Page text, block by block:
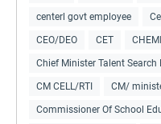
centerl govt employee
CEO/DEO CET
Chief Minister Talent Search
CM CELL/RTI CM/
Commissioner Of School